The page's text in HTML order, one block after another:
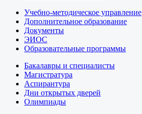
Учебно-методическое управление
Дополнительное образование
Документы
ЭИОС
Образовательные программы
Бакалавры и специалисты
Магистратура
Аспирантура
Дни открытых дверей
Олимпиады